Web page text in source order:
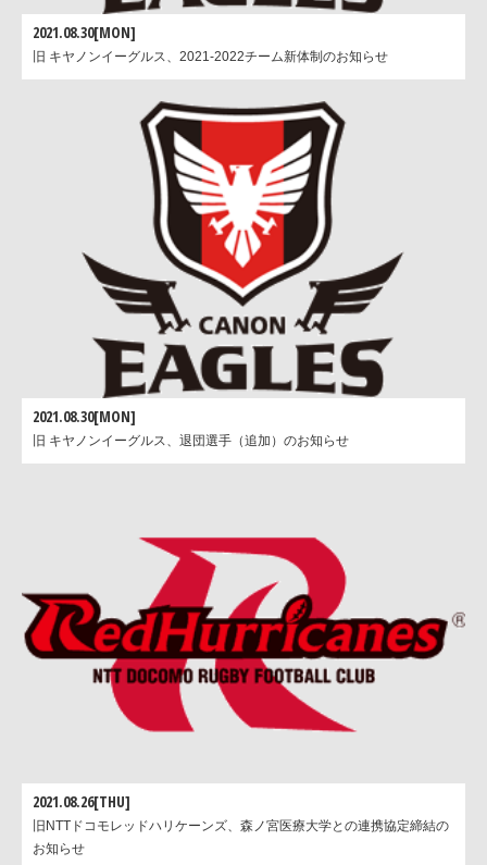
2021.08.30[MON]
旧 キヤノンイーグルス、2021-2022チーム新体制のお知らせ
2021.08.30[MON]
旧 キヤノンイーグルス、退団選手（追加）のお知らせ
2021.08.26[THU]
旧NTTドコモレッドハリケーンズ、森ノ宮医療大学との連携協定締結の
お知らせ